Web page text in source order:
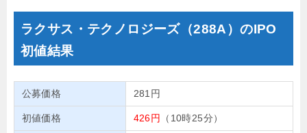
ラクサス・テクノロジーズ（288A）のIPO
初値結果
公募価格 281円
初値価格 426円 （10時25分）